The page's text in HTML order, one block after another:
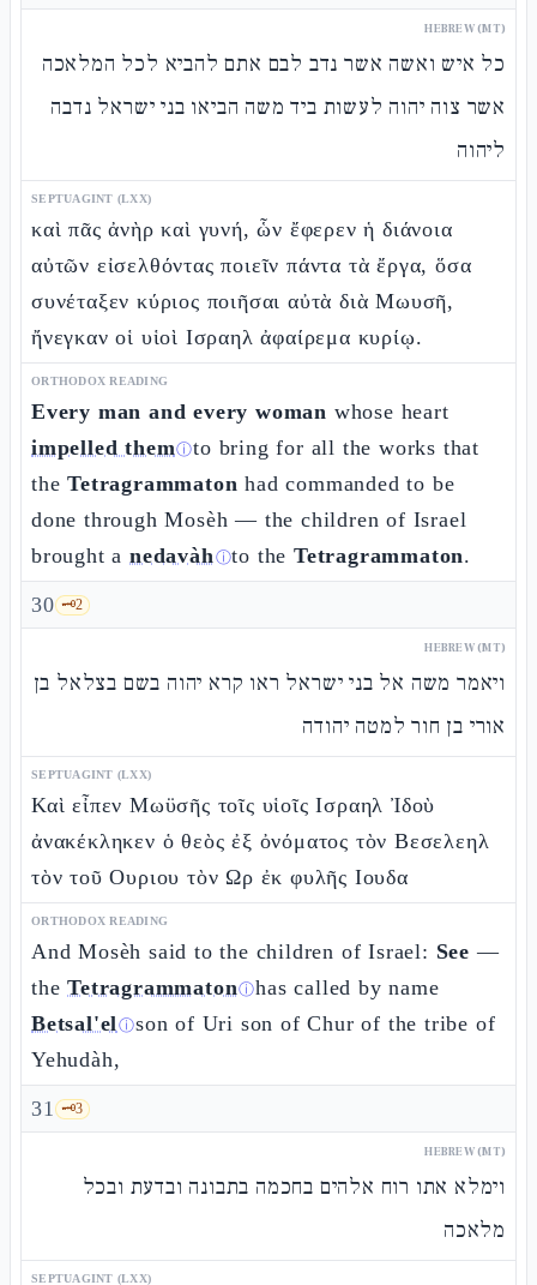
HEBREW (MT)
כל איש ואשה אשר נדב לבם אתם להביא לכל המלאכה
אשר צוה יהוה לעשות ביד משה הביאו בני ישראל נדבה
ליהוה
SEPTUAGINT (LXX)
καὶ πᾶς ἀνὴρ καὶ γυνή, ὧν ἔφερεν ἡ διάνοια
αὐτῶν εἰσελθόντας ποιεῖν πάντα τὰ ἔργα, ὅσα
συνέταξεν κύριος ποιῆσαι αὐτὰ διὰ Μωυσῆ,
ἤνεγκαν οἱ υἱοὶ Ισραηλ ἀφαίρεμα κυρίῳ.
ORTHODOX READING
Every man and every woman whose heart
impelled themⓘto bring for all the works that
theTetragrammaton had commanded to be
done through Mosèh — the children of Israel
brought anedavàhⓘto theTetragrammaton.
30 🗝️2
HEBREW (MT)
ויאמר משה אל בני ישראל ראו קרא יהוה בשם בצלאל בן
אורי בן חור למטה יהודה
SEPTUAGINT (LXX)
Καὶ εἶπεν Μωϋσῆς τοῖς υἱοῖς Ισραηλ Ἰδοὺ
ἀνακέκληκεν ὁ θεὸς ἐξ ὀνόματος τὸν Βεσελεηλ
τὸν τοῦ Ουριου τὸν Ωρ ἐκ φυλῆς Ιουδα
ORTHODOX READING
And Mosèh said to the children of Israel: See —
theTetragrammatonⓘhas called by name
Betsal'elⓘson of Uri son of Chur of the tribe of
Yehudàh,
31 🗝️3
HEBREW (MT)
וימלא אתו רוח אלהים בחכמה בתבונה ובדעת ובכל
מלאכה
SEPTUAGINT (LXX)